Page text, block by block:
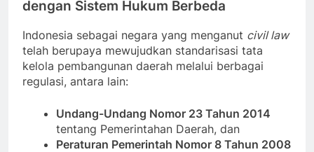
dengan Sistem Hukum Berbeda
Indonesia sebagai negara yang menganut civil law
telah berupaya mewujudkan standarisasi tata
kelola pembangunan daerah melalui berbagai
regulasi, antara lain:
Undang-Undang Nomor 23 Tahun 2014
tentang Pemerintahan Daerah, dan
Peraturan Pemerintah Nomor 8 Tahun 2008